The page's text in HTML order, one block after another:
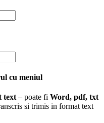
cu meniul
text– poate fi Word, pdf, txt
si trimis in format text